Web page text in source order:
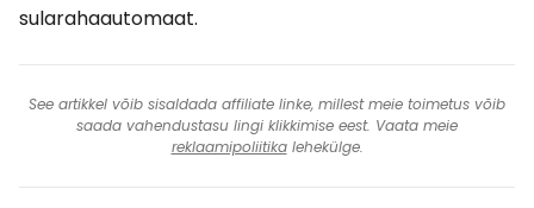
sularahaautomaat.
See artikkel võib sisaldada affiliate linke, millest meie toimetus võib
saada vahendustasu lingi klikkimise eest. Vaata meie
reklaamipoliitikalehekülge.